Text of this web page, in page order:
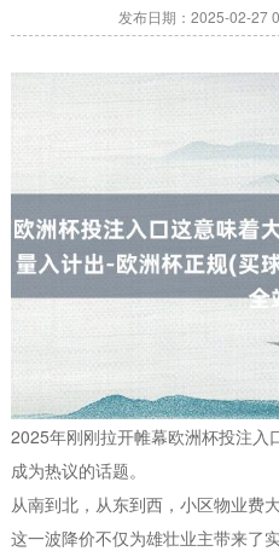
发布日期：2025-02-
2025年刚刚拉开帷幕欧洲杯投注入
成为热议的话题。
从南到北，从东到西，小区物业费
这一波降价不仅为雄壮业主带来了